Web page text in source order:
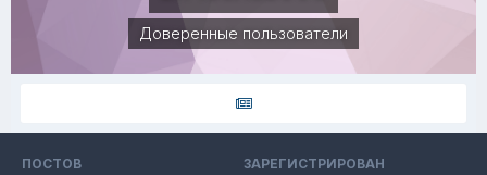
Доверенные пользователи
ПОСТОВ ЗАРЕГИСТРИРОВАН